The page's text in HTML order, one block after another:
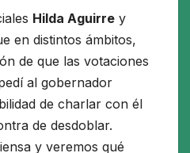
Hilda Aguirre y
en distintos ámbitos,
de que las votaciones
al gobernador
de charlar con él
de desdoblar.
y veremos qué